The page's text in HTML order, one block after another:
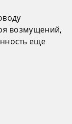
возмущений,
еще